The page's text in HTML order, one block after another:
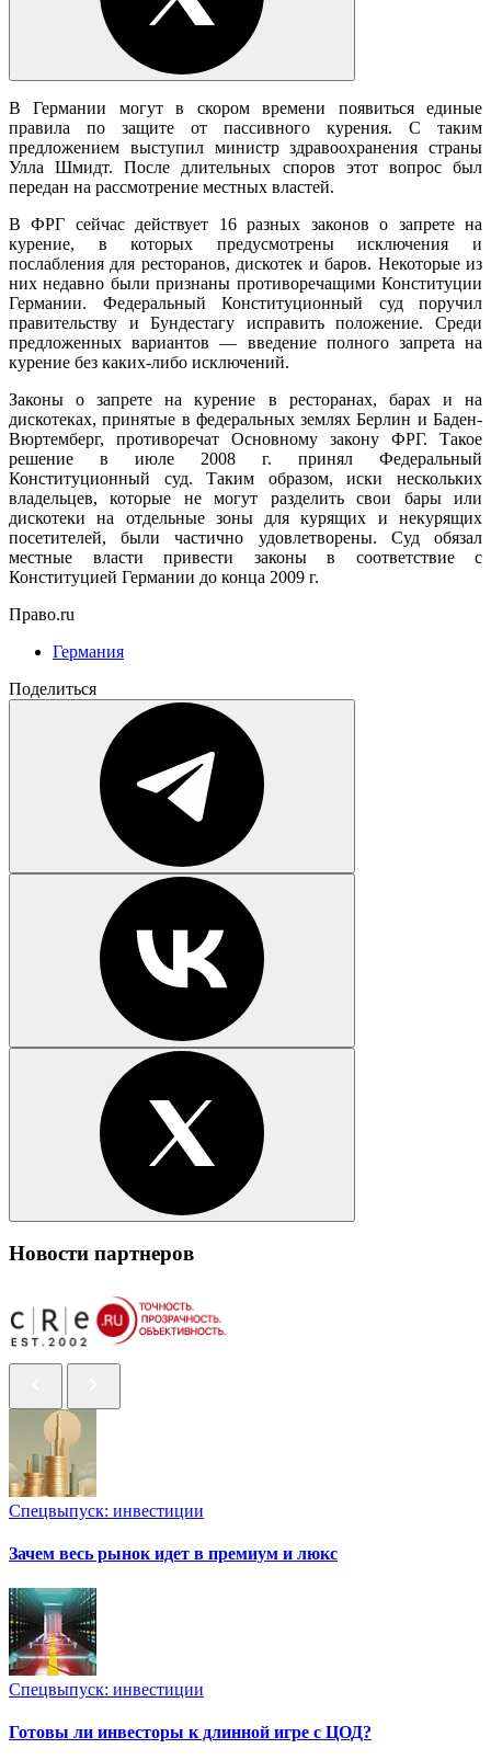
В Германии могут в скором времени появиться единые
правила по защите от пассивного курения. С таким
предложением выступил министр здравоохранения страны
Улла Шмидт. После длительных споров этот вопрос был
передан на рассмотрение местных властей.
В ФРГ сейчас действует 16 разных законов о запрете на
курение, в которых предусмотрены исключения и
послабления для ресторанов, дискотек и баров. Некоторые из
них недавно были признаны противоречащими Конституции
Германии. Федеральный Конституционный суд поручил
правительству и Бундестагу исправить положение. Среди
предложенных вариантов — введение полного запрета на
курение без каких-либо исключений.
Законы о запрете на курение в ресторанах, барах и на
дискотеках, принятые в федеральных землях Берлин и Баден-
Вюртемберг, противоречат Основному закону ФРГ. Такое
решение в июле 2008 г. принял Федеральный
Конституционный суд. Таким образом, иски нескольких
владельцев, которые не могут разделить свои бары или
дискотеки на отдельные зоны для курящих и некурящих
посетителей, были частично удовлетворены. Суд обязал
местные власти привести законы в соответствие с
Конституцией Германии до конца 2009 г.
Право.ru
Германия
Поделиться
Новости партнеров
Спецвыпуск: инвестиции
Зачем весь рынок идет в премиум и люкс
Спецвыпуск: инвестиции
Готовы ли инвесторы к длинной игре с ЦОД?